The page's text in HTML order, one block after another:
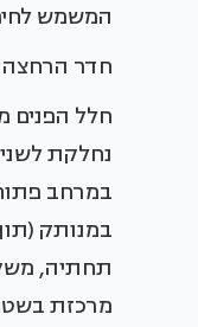
המשמש
חדר הרחצה
חלל הפנים
נחלקת
במרחב
תחתיה,
מרכזת